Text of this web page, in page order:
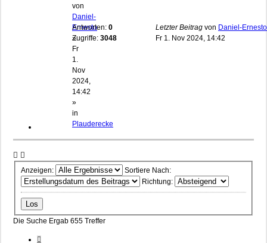
von
Daniel-
Ernesto
»
Fr
1.
Nov
2024,
14:42
»
in
Plauderecke
Antworten: 0
Zugriffe: 3048
Letzter Beitrag von Daniel-Ernesto
Fr 1. Nov 2024, 14:42
Anzeigen:
Sortiere Nach:
Richtung:
Die Suche Ergab 655 Treffer